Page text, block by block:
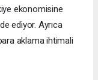
ekonomisine
ediyor. Ayrıca
aklama ihtimali